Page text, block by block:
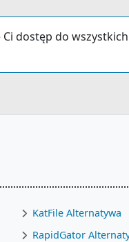
dostęp do
KatFile Alternatywa
RapidGator